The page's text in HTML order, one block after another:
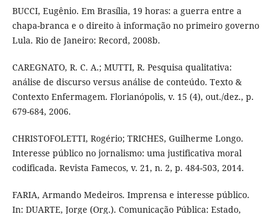
BUCCI, Eugênio. Em Brasília, 19 horas: a guerra entre a
chapa-branca e o direito à informação no primeiro governo
Lula. Rio de Janeiro: Record, 2008b.
CAREGNATO, R. C. A.; MUTTI, R. Pesquisa qualitativa:
análise de discurso versus análise de conteúdo. Texto &
Contexto Enfermagem. Florianópolis, v. 15 (4), out./dez., p.
679-684, 2006.
CHRISTOFOLETTI, Rogério; TRICHES, Guilherme Longo.
Interesse público no jornalismo: uma justificativa moral
codificada. Revista Famecos, v. 21, n. 2, p. 484-503, 2014.
FARIA, Armando Medeiros. Imprensa e interesse público.
In: DUARTE, Jorge (Org.). Comunicação Pública: Estado,